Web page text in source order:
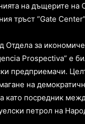
на дъщерите на
тръст “Gate
Отдела за
Prospectiva” е
предприемачи.
на
като посредник
петрол на